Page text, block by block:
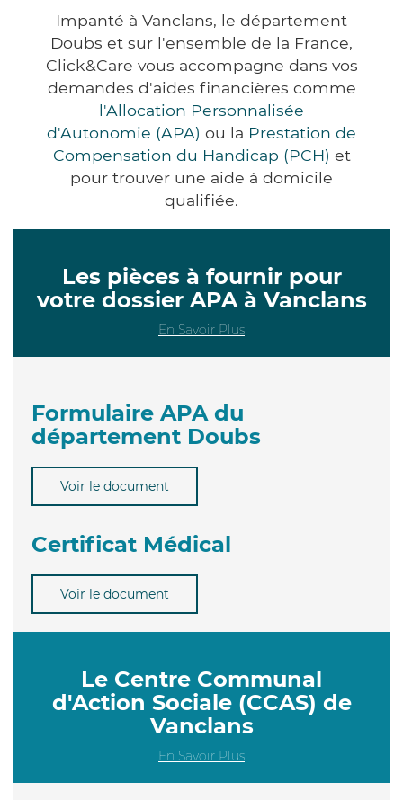
Impanté à Vanclans, le département
Doubs et sur l'ensemble de la France,
Click&Care vous accompagne dans vos
demandes d'aides financières comme
l'Allocation Personnalisée
d'Autonomie (APA) ou la Prestation de
Compensation du Handicap (PCH) et
pour trouver une aide à domicile
qualifiée.
Les pièces à fournir pour
votre dossier APA à Vanclans
En Savoir Plus
Formulaire APA du
département Doubs
Voir le document
Certificat Médical
Voir le document
Le Centre Communal
d'Action Sociale (CCAS) de
Vanclans
En Savoir Plus